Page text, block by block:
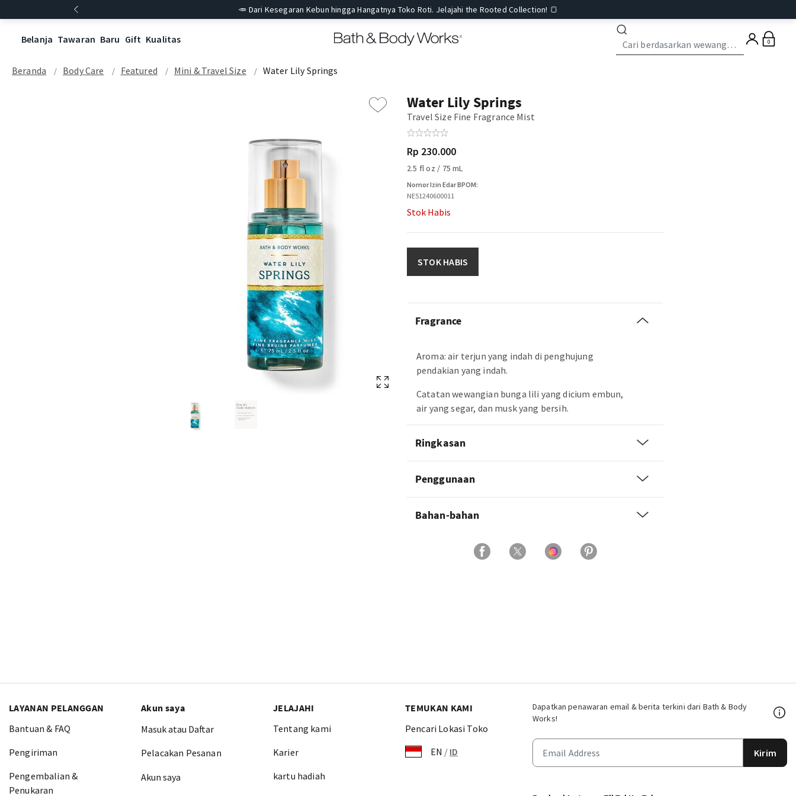
🥕 Dari Kesegaran Kebun hingga Hangatnya Toko Roti. Jelajahi the Rooted Collection! 🍞
Belanja Tawaran Baru Gift Kualitas 0
Beranda Body Care Featured Mini & Travel Size Water Lily Springs
Water Lily Springs
Travel Size Fine Fragrance Mist
Rp 230.000
2.5 fl oz / 75 mL
Nomor Izin Edar BPOM:
NE51240600011
Stok Habis
STOK HABIS
Fragrance
Aroma: air terjun yang indah di penghujung
pendakian yang indah.
Catatan wewangian bunga lili yang dicium embun,
air yang segar, dan musk yang bersih.
Ringkasan
Penggunaan
Bahan-bahan
Dapatkan penawaran email & berita terkini dari Bath & Body
Works!
Kirim
LAYANAN PELANGGAN
Bantuan & FAQ
Pengiriman
Pengembalian &
Penukaran
Akun saya
Masuk atau Daftar
Pelacakan Pesanan
Akun saya
JELAJAHI
Tentang kami
Karier
kartu hadiah
TEMUKAN KAMI
Pencari Lokasi Toko
EN / ID